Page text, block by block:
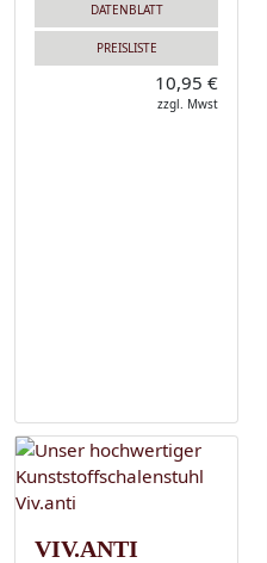
DATENBLATT
PREISLISTE
10,95 €
zzgl. Mwst
VIV.ANTI